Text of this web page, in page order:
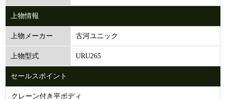
上物情報
上物メーカー 古河ユニック
上物型式 URU265
セールスポイント
クレーン付き平ボディ